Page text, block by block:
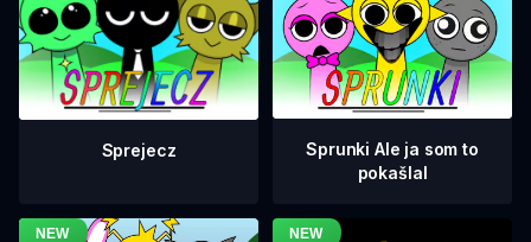
Sprejecz
Sprunki Ale ja som to
pokašlal